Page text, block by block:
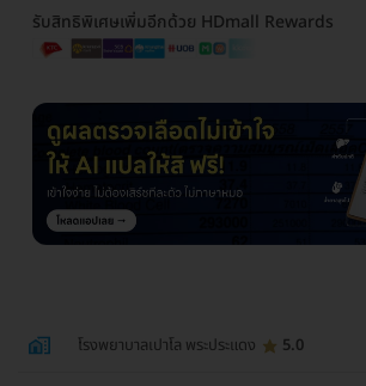
รับสิทธิพิเศษเพิ่มอีกด้วย HDmall Rewards
โรงพยาบาลเปาโล พระประแดง 5.0